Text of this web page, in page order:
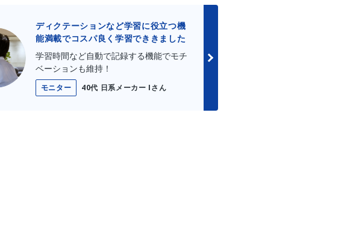
ディクテーションなど学習に役立つ機
能満載でコスパ良く学習でききました
学習時間など自動で記録する機能でモチ
ベーションも維持！
モニター 40代 日系メーカー Iさん